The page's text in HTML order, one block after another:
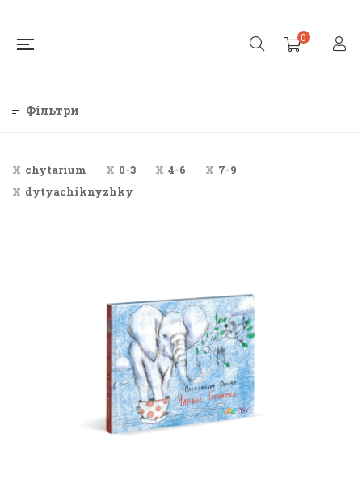
0
Фільтри
chytarium 0-3 4-6
7-9
dytyachiknyzhky